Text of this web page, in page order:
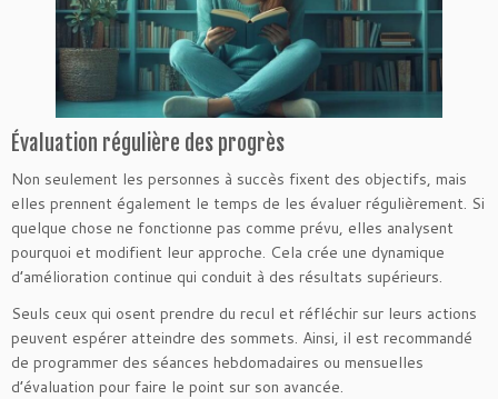
Évaluation régulière des progrès
Non seulement les personnes à succès fixent des objectifs, mais
elles prennent également le temps de les évaluer régulièrement. Si
quelque chose ne fonctionne pas comme prévu, elles analysent
pourquoi et modifient leur approche. Cela crée une dynamique
d’amélioration continue qui conduit à des résultats supérieurs.
Seuls ceux qui osent prendre du recul et réfléchir sur leurs actions
peuvent espérer atteindre des sommets. Ainsi, il est recommandé
de programmer des séances hebdomadaires ou mensuelles
d’évaluation pour faire le point sur son avancée.